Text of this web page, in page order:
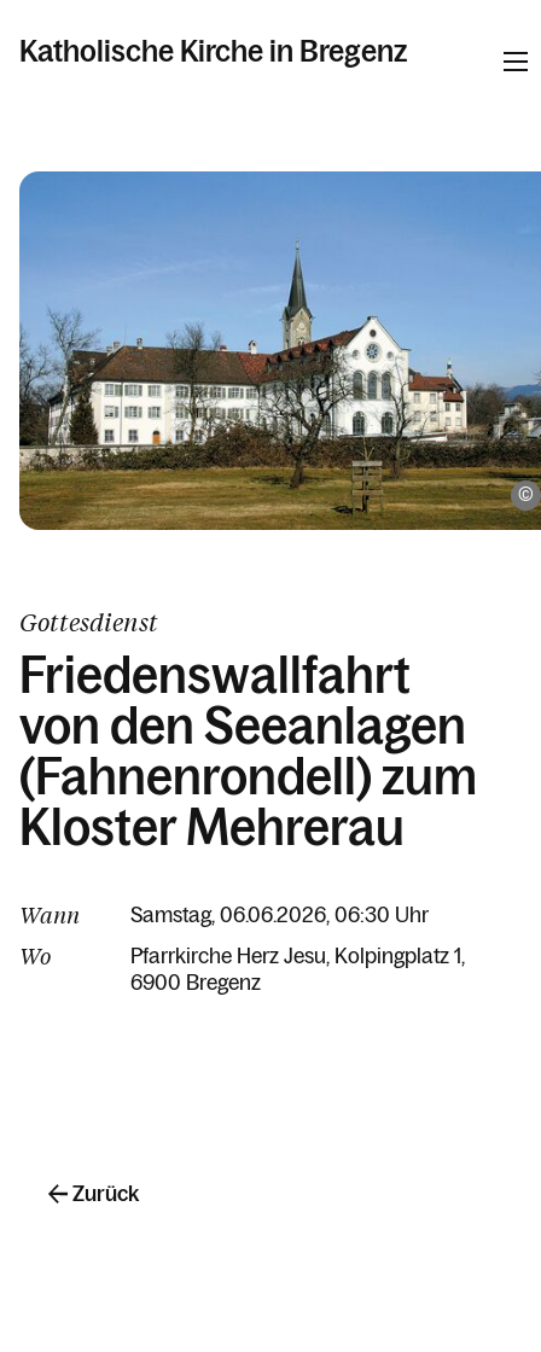
Katholische Kirche in Bregenz
Kalender
Personen
Kontakt
Gottesdienst
Friedenswallfahrt
von den Seeanlagen
(Fahnenrondell) zum
Kloster Mehrerau
Wann Samstag, 06.06.2026, 06:30 Uhr
Wo Pfarrkirche Herz Jesu Kolpingplatz 1
6900 Bregenz
Zurück